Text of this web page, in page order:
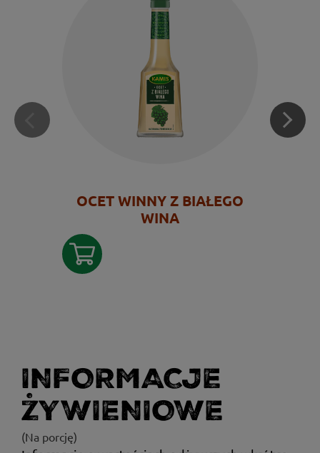
OCET WINNY Z BIAŁEGO
WINA
INFORMACJE
ŻYWIENIOWE
(Na porcję)